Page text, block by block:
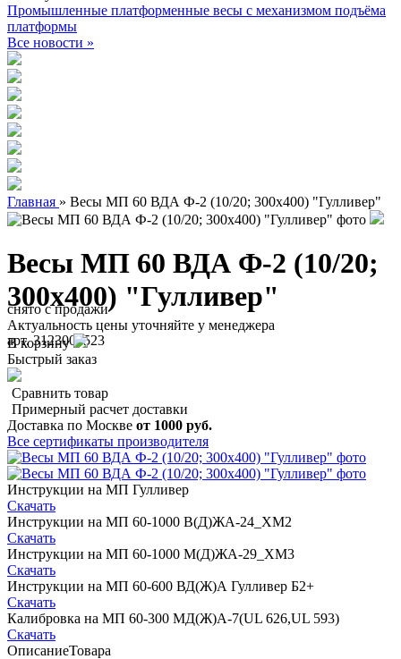
Промышленные платформенные весы с механизмом подъёма
платформы
Все новости »
Главная » Весы МП 60 ВДА Ф-2 (10/20; 300х400) "Гулливер"
Весы МП 60 ВДА Ф-2 (10/20;
300х400) "Гулливер"
арт. 3123000523
снято с продажи
Актуальность цены уточняйте у менеджера
В корзину
Быстрый заказ
Сравнить товар
Примерный расчет доставки
Доставка по Москве от 1000 руб.
Все сертификаты производителя
Инструкции на МП Гулливер
Скачать
Инструкции на МП 60-1000 В(Д)ЖА-24_ХМ2
Скачать
Инструкции на МП 60-1000 М(Д)ЖА-29_ХМ3
Скачать
Инструкции на МП 60-600 ВД(Ж)А Гулливер Б2+
Скачать
Калибровка на МП 60-300 МД(Ж)А-7(UL 626,UL 593)
Скачать
ОписаниеТовара